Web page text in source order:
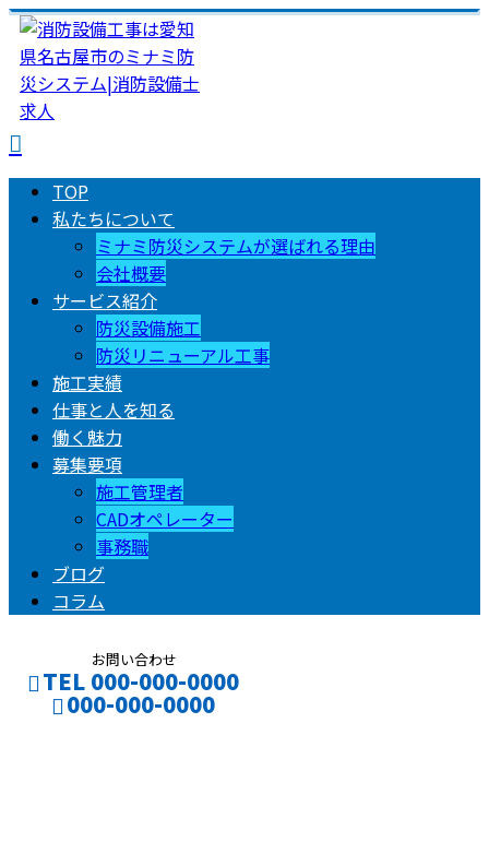
TOP
私たちについて
ミナミ防災システムが選ばれる理由
会社概要
サービス紹介
防災設備施工
防災リニューアル工事
施工実績
仕事と人を知る
働く魅力
募集要項
施工管理者
CADオペレーター
事務職
ブログ
コラム
お問い合わせ
TEL 000-000-0000
000-000-0000